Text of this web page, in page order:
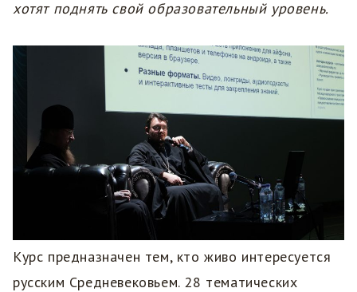
хотят поднять свой образовательный уровень.
Курс предназначен тем, кто живо интересуется
русским Средневековьем. 28 тематических